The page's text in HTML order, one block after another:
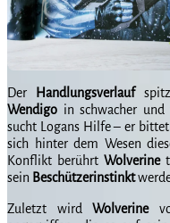
Der Handlungsverlauf
Wendigo in schwacher und
sucht Logans Hilfe – er
sich hinter dem Wesen
Konflikt berührtWolverine
sein Beschützerinstinkt
Zuletzt wirdWolverine